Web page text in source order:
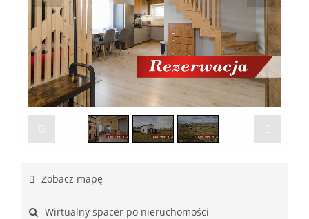
1/3
Zobacz mapę
Wirtualny spacer po nieruchomości